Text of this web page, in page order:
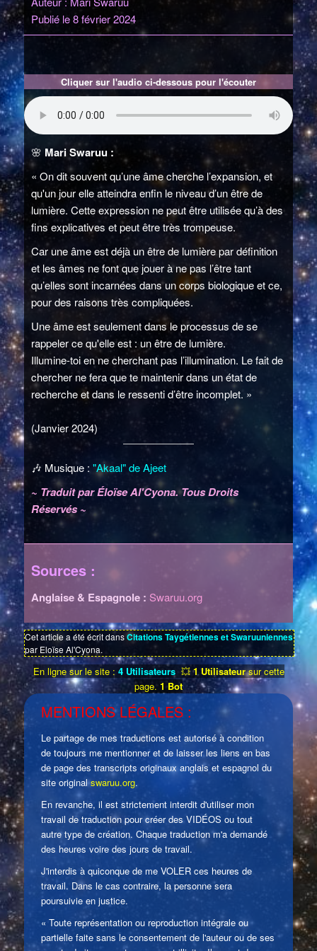
Publié le 8 février 2024
Cliquer sur l'audio ci-dessous pour l'écouter
🌸 Mari Swaruu :
« On dit souvent qu’une âme cherche l’expansion, et
qu'un jour elle atteindra enfin le niveau d’un être de
lumière. Cette expression ne peut être utilisée qu’à des
fins explicatives et peut être très trompeuse.
Car une âme est déjà un être de lumière par définition
et les âmes ne font que jouer à ne pas l’être tant
qu’elles sont incarnées dans un corps biologique et ce,
pour des raisons très compliquées.
Une âme est seulement dans le processus de se
rappeler ce qu'elle est : un être de lumière.
Illumine-toi en ne cherchant pas l’illumination. Le fait de
chercher ne fera que te maintenir dans un état de
recherche et dans le ressenti d’être incomplet. »
(Janvier 2024)
🎶 Musique :"Akaal" de Ajeet
~ Traduit par Éloïse Al'Cyona. Tous Droits
Réservés ~
Sources :
Anglaise & Espagnole : Swaruu.org
Cet article a été écrit dansCitations Taygétiennes et Swaruuniennes
par Eloïse Al'Cyona.
En ligne sur le site : 4 Utilisateurs 💥 1 Utilisateursur cette
page. 1 Bot
MENTIONS LÉGALES :
Le partage de mes traductions est autorisé à condition
de toujours me mentionner et de laisser les liens en bas
de page des transcripts originaux anglais et espagnol du
site originalswaruu.org.
En revanche, il est strictement interdit d'utiliser mon
travail de traduction pour créer des VIDÉOS ou tout
autre type de création. Chaque traduction m'a demandé
des heures voire des jours de travail.
J'interdis à quiconque de me VOLER ces heures de
travail. Dans le cas contraire, la personne sera
poursuivie en justice.
« Toute représentation ou reproduction intégrale ou
partielle faite sans le consentement de l'auteur ou de ses